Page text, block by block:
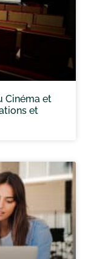
Cinéma et
et